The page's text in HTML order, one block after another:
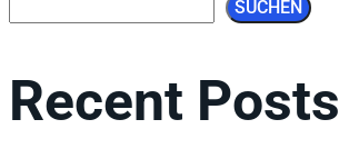
SUCHEN
Recent Posts